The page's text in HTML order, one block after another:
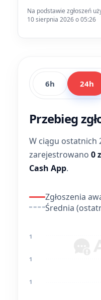
Na podstawie zgłoszeń
10 sierpnia 2026 o 05:26
6h 24h
Przebieg
W ciągu ostatnich
zarejestrowano 0
Cash App.
Zgłoszenia
Średnia
1
1
1